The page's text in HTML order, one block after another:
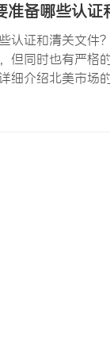
备哪些认证
认证和清关文
但同时也有严
细介绍北美市场
国和加拿大，是